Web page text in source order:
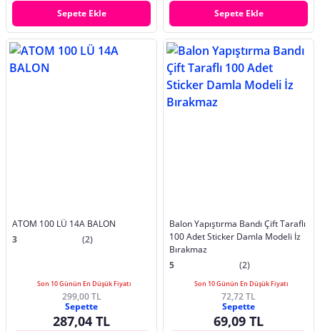
Sepete Ekle Sepete Ekle
ATOM 100 LÜ 14A BALON
3
(2)
Son 10 Günün En Düşük Fiyatı
299,00 TL
Sepette
287,04 TL
Balon Yapıştırma Bandı Çift Taraflı
100 Adet Sticker Damla Modeli İz
Bırakmaz
5
(2)
Son 10 Günün En Düşük Fiyatı
72,72 TL
Sepette
69,09 TL